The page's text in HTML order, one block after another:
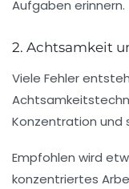
Aufgaben erinnern.
2. Achtsamkeit
Viele Fehler
Konzentration und
Empfohlen wird
konzentriertes